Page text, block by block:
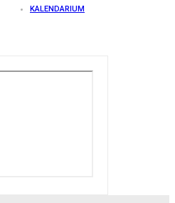
KALENDARIUM